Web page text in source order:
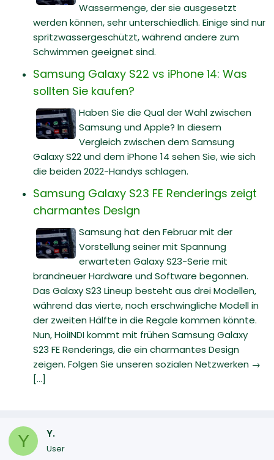
Wassermenge, der sie ausgesetzt
werden können, sehr unterschiedlich. Einige sind nur
spritzwassergeschützt, während andere zum
Schwimmen geeignet sind.
Samsung Galaxy S22 vs iPhone 14: Was
sollten Sie kaufen?
Haben Sie die Qual der Wahl zwischen
Samsung und Apple? In diesem
Vergleich zwischen dem Samsung
Galaxy S22 und dem iPhone 14 sehen Sie, wie sich
die beiden 2022-Handys schlagen.
Samsung Galaxy S23 FE Renderings zeigt
charmantes Design
Samsung hat den Februar mit der
Vorstellung seiner mit Spannung
erwarteten Galaxy S23-Serie mit
brandneuer Hardware und Software begonnen.
Das Galaxy S23 Lineup besteht aus drei Modellen,
während das vierte, noch erschwingliche Modell in
der zweiten Hälfte in die Regale kommen könnte.
Nun, HoiINDI kommt mit frühen Samsung Galaxy
S23 FE Renderings, die ein charmantes Design
zeigen. Folgen Sie unseren sozialen Netzwerken →
[...]
Y Y.
User